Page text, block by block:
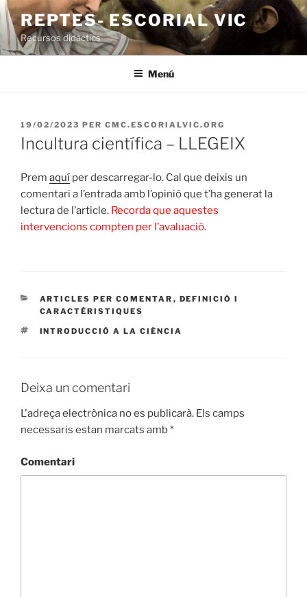
Vés
al
contingut
REPTES- ESCORIAL VIC
Recursos didàctics
Menú
PUBLICAT
A
19/02/2023 PER CMC.ESCORIALVIC.ORG
Incultura científica – LLEGEIX
Prem aquí per descarregar-lo. Cal que deixis un
comentari a l’entrada amb l’opinió que t’ha generat la
lectura de l’article. Recorda que aquestes
intervencions compten per l’avaluació.
CATEGORIES
ARTICLES PER COMENTAR , DEFINICIÓ I
CARACTÉRISTIQUES
ETIQUETES
INTRODUCCIÓ A LA CIÈNCIA
Deixa un comentari
L'adreça electrònica no es publicarà. Els camps
necessaris estan marcats amb*
Comentari